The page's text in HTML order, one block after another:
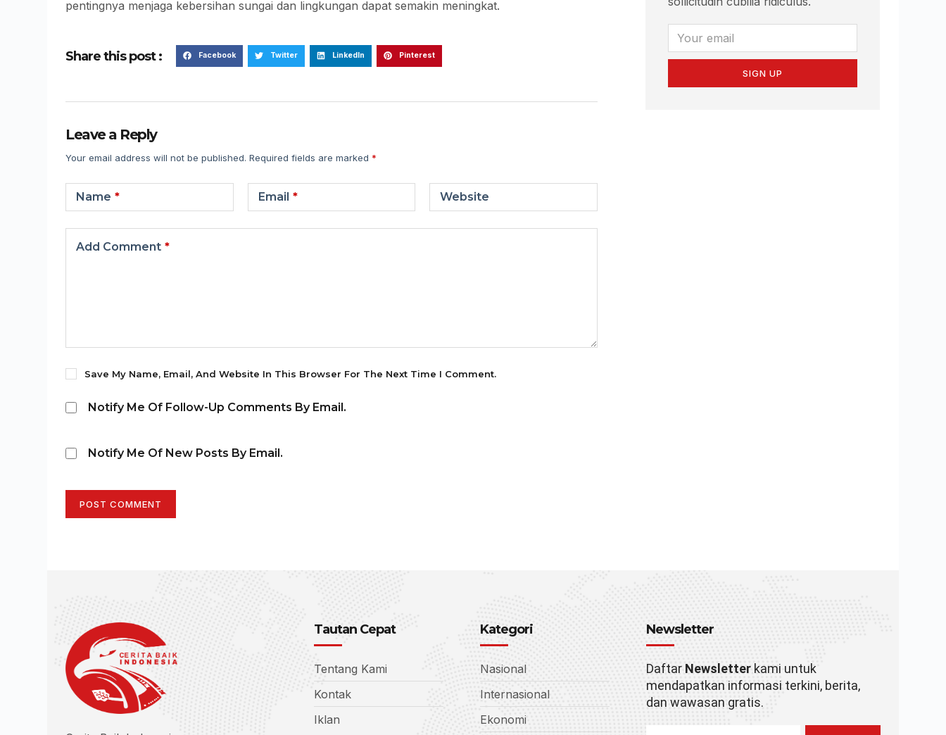
pentingnya menjaga kebersihan sungai dan lingkungan dapat semakin meningkat.
Share this post : Facebook Twitter LinkedIn Pinterest
Leave a Reply
Your email address will not be published. Required fields are marked *
Name * Email * Website
Add Comment *
Save My Name, Email, And Website In This Browser For The Next Time I Comment.
Notify Me Of Follow-Up Comments By Email.
Notify Me Of New Posts By Email.
POST COMMENT
SIGN UP
Tautan Cepat
Tentang Kami
Kontak
Iklan
Kategori
Nasional
Internasional
Ekonomi
Newsletter
Daftar Newsletterkami untuk
mendapatkan informasi terkini, berita,
dan wawasan gratis.